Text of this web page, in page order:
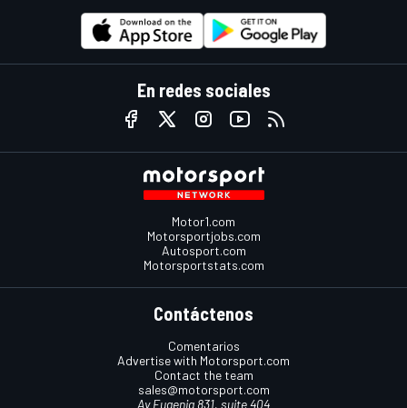
En redes sociales
Motor1.com
Motorsportjobs.com
Autosport.com
Motorsportstats.com
Contáctenos
Comentarios
Advertise with Motorsport.com
Contact the team
sales@motorsport.com
Av Eugenia 831, suite 404